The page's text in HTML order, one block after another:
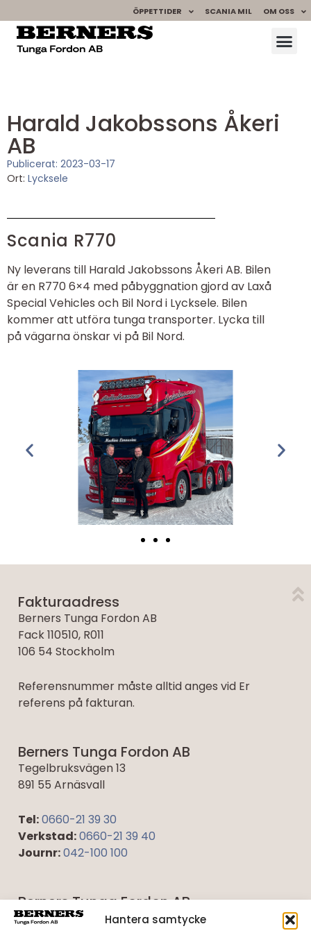
Hantera samtycke
ÖPPETTIDER SCANIA MIL OM OSS
Harald Jakobssons Åkeri
AB
Publicerat: 2023-03-17
Ort: Lycksele
Scania R770
Ny leverans till Harald Jakobssons Åkeri AB. Bilen
är en R770 6×4 med påbyggnation gjord av Laxå
Special Vehicles och Bil Nord i Lycksele. Bilen
kommer att utföra tunga transporter. Lycka till
på vägarna önskar vi på Bil Nord.
Fakturaadress
Berners Tunga Fordon AB
Fack 110510, R011
106 54 Stockholm
Referensnummer måste alltid anges vid Er
referens på fakturan.
Berners Tunga Fordon AB
Tegelbruksvägen 13
891 55 Arnäsvall
Tel:0660-21 39 30
Verkstad:0660-21 39 40
Journr:042-100 100
Berners Tunga Fordon AB
Umevägen 5